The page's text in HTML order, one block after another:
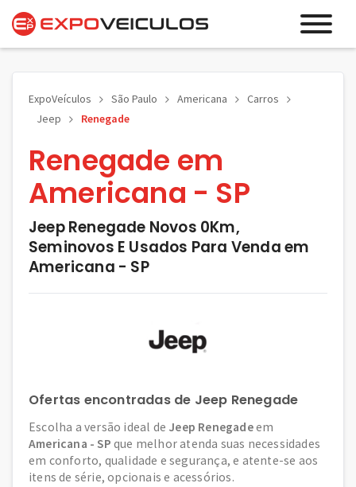
ExpoVeículos São Paulo Americana
Carros
Jeep
Renegade
Renegade em
Americana - SP
Jeep Renegade Novos 0Km,
Seminovos E Usados Para Venda em
Americana - SP
Ofertas encontradas de Jeep Renegade
Escolha a versão ideal de Jeep Renegadeem
Americana - SP que melhor atenda suas necessidades
em conforto, qualidade e segurança, e atente-se aos
itens de série, opcionais e acessórios.